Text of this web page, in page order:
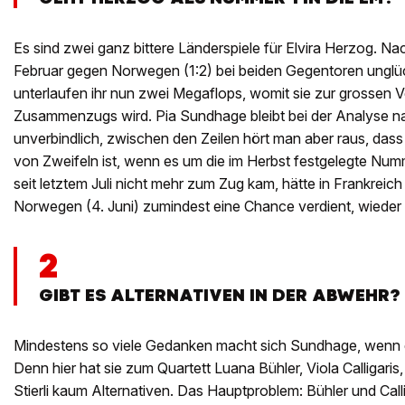
Es sind zwei ganz bittere Länderspiele für Elvira Herzog.
Februar gegen Norwegen (1:2) bei beiden Gegentoren
unterlaufen ihr nun zwei Megaflops, womit sie zur grossen
Zusammenzugs wird. Pia Sundhage bleibt bei der Analyse
unverbindlich, zwischen den Zeilen hört man aber raus,
von Zweifeln ist, wenn es um die im Herbst festgelegte
seit letztem Juli nicht mehr zum Zug kam, hätte in
Norwegen (4. Juni) zumindest eine Chance verdient, wieder
2
GIBT ES ALTERNATIVEN IN DER ABWEHR?
Mindestens so viele Gedanken macht sich Sundhage,
Denn hier hat sie zum Quartett Luana Bühler, Viola
Stierli kaum Alternativen. Das Hauptproblem: Bühler und